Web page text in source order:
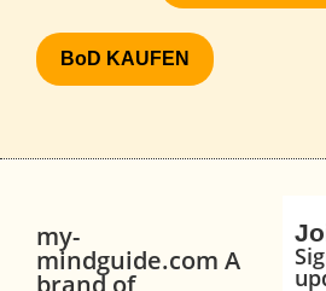
BoD KAUFEN
my-
mindguide.com A